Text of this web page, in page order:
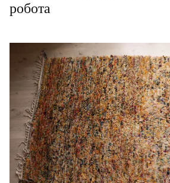
робота